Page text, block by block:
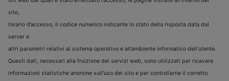
sito,
l’orario d’accesso, il codice numerico indicante lo stato della risposta data dal
server e
altri parametri relativi al sistema operativo e all’ambiente informatico dell’utente.
Questi dati, necessari alla fruizione dei servizi web, sono utilizzati per ricavare
informazioni statistiche anonime sull’uso del sito e per controllarne il corretto